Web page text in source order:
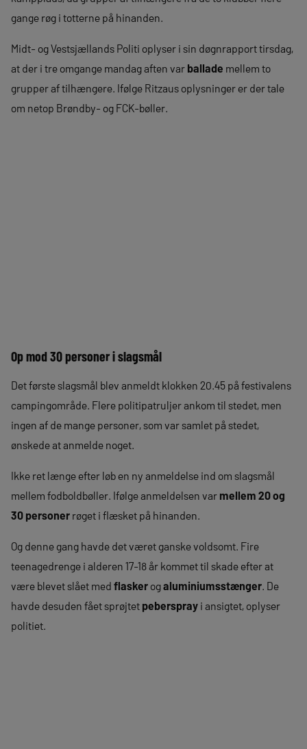
gange røg i totterne på hinanden.
Midt- og Vestsjællands Politi oplyser i sin døgnrapport tirsdag,
at der i tre omgange mandag aften var ballade mellem to
grupper af tilhængere. Ifølge Ritzaus oplysninger er der tale
om netop Brøndby- og FCK-bøller.
Op mod 30 personer i slagsmål
Det første slagsmål blev anmeldt klokken 20.45 på festivalens
campingområde. Flere politipatruljer ankom til stedet, men
ingen af de mange personer, som var samlet på stedet,
ønskede at anmelde noget.
Ikke ret længe efter løb en ny anmeldelse ind om slagsmål
mellem fodboldbøller. Ifølge anmeldelsen var mellem 20 og
30 personer røget i flæsket på hinanden.
Og denne gang havde det været ganske voldsomt. Fire
teenagedrenge i alderen 17-18 år kommet til skade efter at
være blevet slået med flasker ogaluminiumsstænger. De
havde desuden fået sprøjtet peberspray i ansigtet, oplyser
politiet.